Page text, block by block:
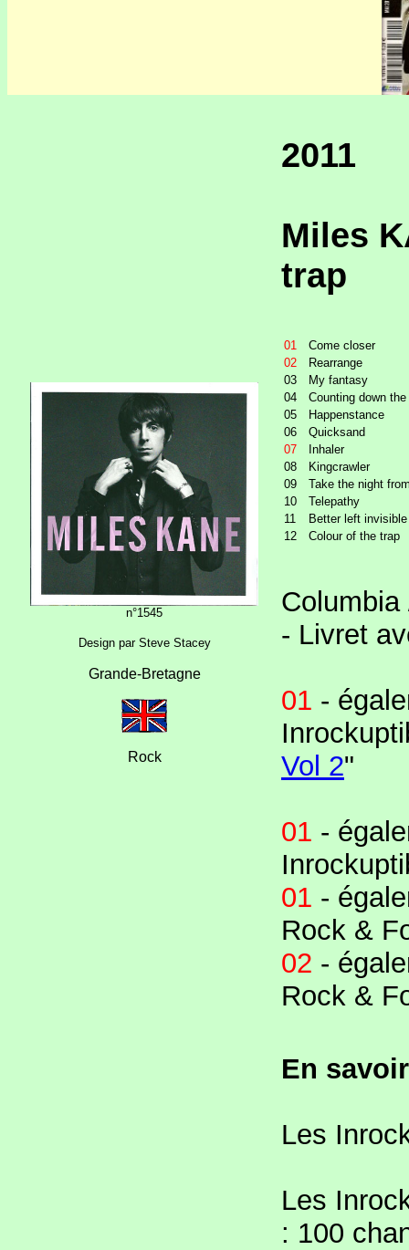
n°1545
Design par Steve Stacey
Grande-Bretagne
Rock
2011
Miles
trap
01
Come closer
02
Rearrange
03
My fantasy
04
Counting down
05
Happenstance
06
Quicksand
07
Inhaler
08
Kingcrawler
09
Take the night
10
Telepathy
11
Better left invisible
12
Colour of the trap
- Livret
01 -
Vol 2"
01 -
01 -
Rock &
02 -
Rock &
En
Les
Les
: 100